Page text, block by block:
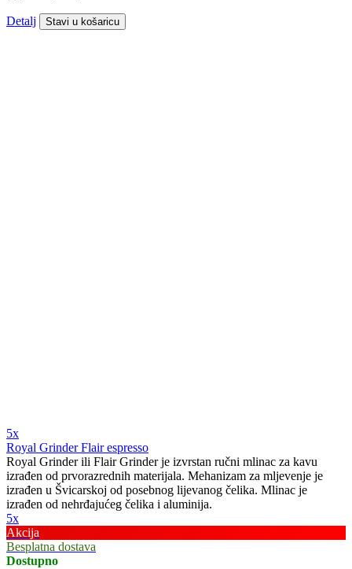
Detalj Stavi u košaricu
5x
Royal Grinder Flair espresso
Royal Grinder ili Flair Grinder je izvrstan ručni mlinac za kavu
izrađen od prvorazrednih materijala. Mehanizam za mljevenje je
izrađen u Švicarskoj od posebnog lijevanog čelika. Mlinac je
izrađen od nehrđajućeg čelika i aluminija.
5x
Akcija
Besplatna dostava
Dostupno